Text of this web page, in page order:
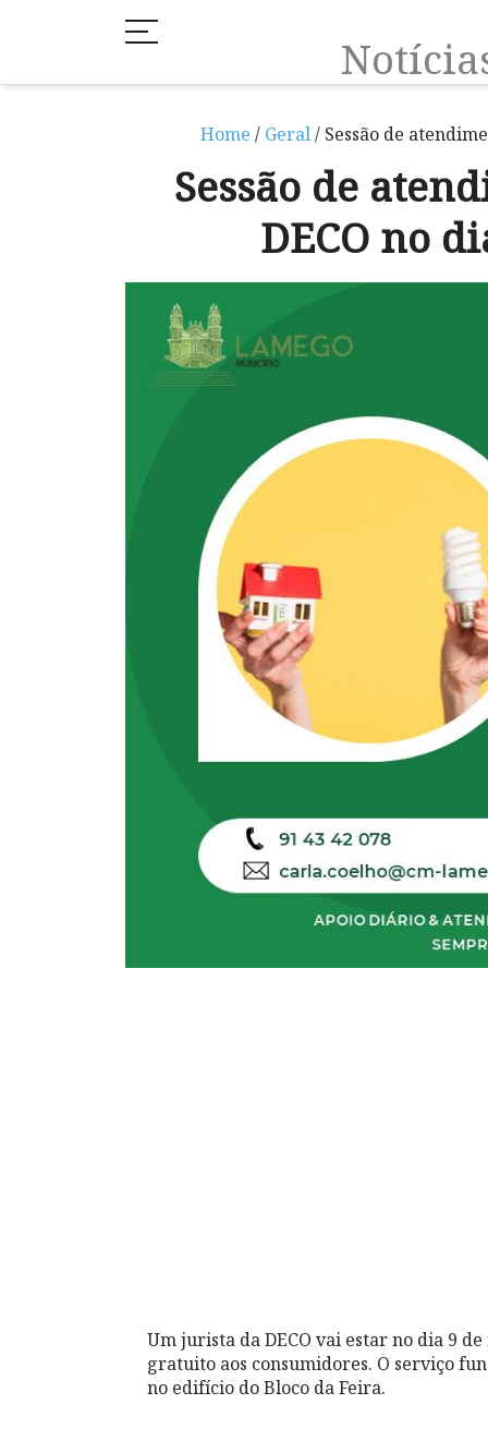
Home / Geral/ Sessão de
Sessão de
DECO no
Um jurista da DECO vai estar no dia 9
gratuito aos consumidores. O serviço
no edifício do Bloco da Feira.